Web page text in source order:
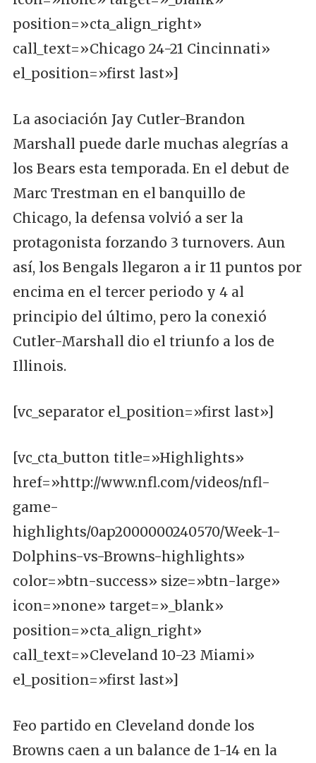
position=»cta_align_right»
call_text=»Chicago 24-21 Cincinnati»
el_position=»first last»]
La asociación Jay Cutler-Brandon
Marshall puede darle muchas alegrías a
los Bears esta temporada. En el debut de
Marc Trestman en el banquillo de
Chicago, la defensa volvió a ser la
protagonista forzando 3 turnovers. Aun
así, los Bengals llegaron a ir 11 puntos por
encima en el tercer periodo y 4 al
principio del último, pero la conexió
Cutler-Marshall dio el triunfo a los de
Illinois.
[vc_separator el_position=»first last»]
[vc_cta_button title=»Highlights»
href=»http://www.nfl.com/videos/nfl-
game-
highlights/0ap2000000240570/Week-1-
Dolphins-vs-Browns-highlights»
color=»btn-success» size=»btn-large»
icon=»none» target=»_blank»
position=»cta_align_right»
call_text=»Cleveland 10-23 Miami»
el_position=»first last»]
Feo partido en Cleveland donde los
Browns caen a un balance de 1-14 en la